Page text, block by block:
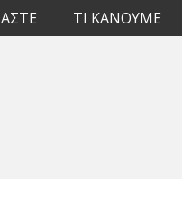
TI KANOYME